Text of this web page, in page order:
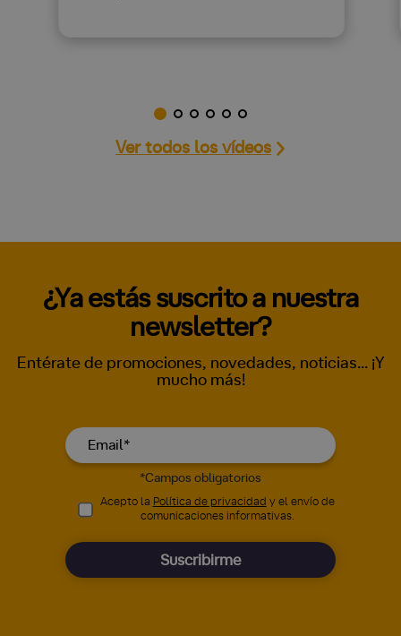
Ver todos los vídeos
¿Ya estás suscrito a nuestra
newsletter?
Entérate de promociones, novedades, noticias... ¡Y
mucho más!
*Campos obligatorios
Acepto la Política de privacidad y el envío de
comunicaciones informativas.
Suscribirme